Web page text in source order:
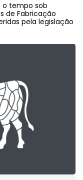
o tempo sob
de Fabricação
pela legislação